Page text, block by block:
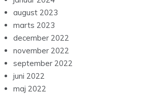
august 2023
marts 2023
december 2022
november 2022
september 2022
juni 2022
maj 2022